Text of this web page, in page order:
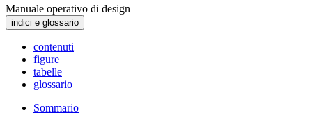
Manuale operativo di design
indici e glossario
contenuti
figure
tabelle
glossario
Sommario